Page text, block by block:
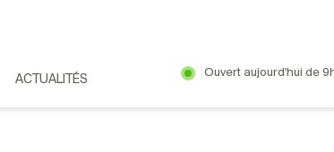
ACTUALITÉS
Ouvert aujourd'hui de